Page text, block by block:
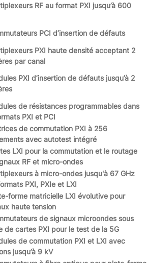
RF au format PXI jusqu’à 600
PCI d’insertion de défauts
PXI haute densité acceptant 2
par canal
PXI d’insertion de défauts jusqu’à 2
de résistances programmables dans
PXI et PCI
de commutation PXI à 256
avec autotest intégré
LXI pour la commutation et le routage
RF et micro-ondes
à micro-ondes jusqu'à 67 GHz
PXI, PXIe et LXI
forme matricielle LXI évolutive pour
haute tension
de signaux microondes sous
de cartes PXI pour le test de la 5G
de commutation PXI et LXI avec
jusqu’à 9 kV